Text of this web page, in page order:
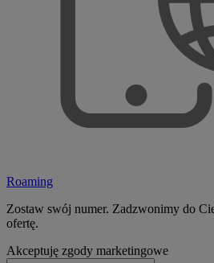
Roaming
Zostaw swój numer. Zadzwonimy do
ofertę.
Akceptuję zgody marketingowe